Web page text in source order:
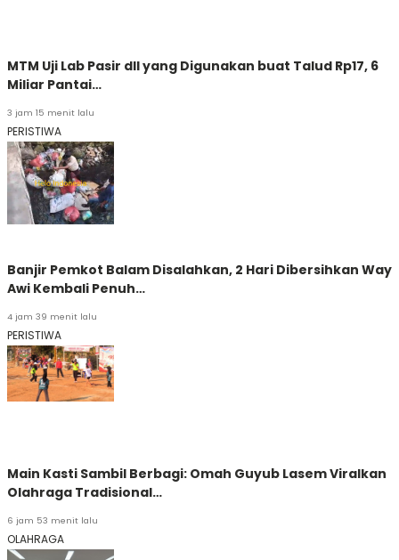
MTM Uji Lab Pasir dll yang Digunakan buat Talud Rp17, 6
Miliar Pantai…
3 jam 15 menit lalu
PERISTIWA
Banjir Pemkot Balam Disalahkan, 2 Hari Dibersihkan Way
Awi Kembali Penuh…
4 jam 39 menit lalu
PERISTIWA
Main Kasti Sambil Berbagi: Omah Guyub Lasem Viralkan
Olahraga Tradisional…
6 jam 53 menit lalu
OLAHRAGA